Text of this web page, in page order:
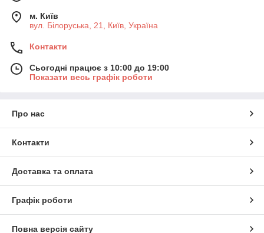
м. Київ
вул. Білоруська, 21, Київ, Україна
Контакти
Сьогодні працює з 10:00 до 19:00
Показати весь графік роботи
Про нас
Контакти
Доставка та оплата
Графік роботи
Повна версія сайту